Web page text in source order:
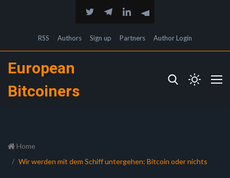
RSS Authors Sign up Partners Author Login
European
Bitcoiners
Home
Wir werden mit dem Schiff untergehen: Bitcoin oder nichts